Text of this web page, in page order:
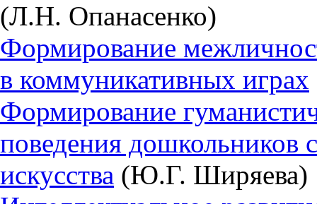
(Л.Н. Опанасенко)
Формирование
в коммуникативных играх
Формирование
поведения дошкольников
искусства (Ю.Г. Ширяева)